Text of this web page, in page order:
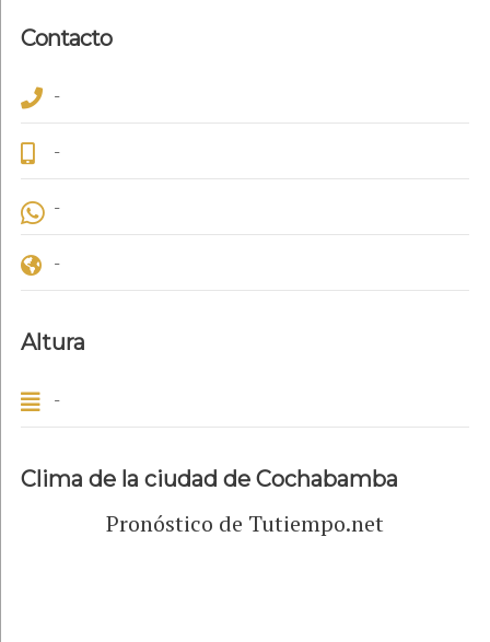
Contacto
-
-
-
-
Altura
-
Clima de la ciudad de Cochabamba
Pronóstico de Tutiempo.net